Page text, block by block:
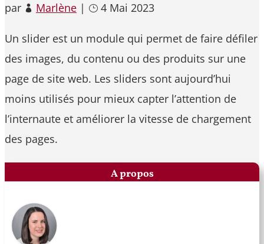
par Marlène | 4 Mai 2023
Un slider est un module qui permet de faire défiler
des images, du contenu ou des produits sur une
page de site web. Les sliders sont aujourd’hui
moins utilisés pour mieux capter l’attention de
l’internaute et améliorer la vitesse de chargement
des pages.
A propos